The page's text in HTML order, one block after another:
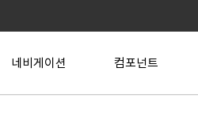
네비게이션 컴포넌트